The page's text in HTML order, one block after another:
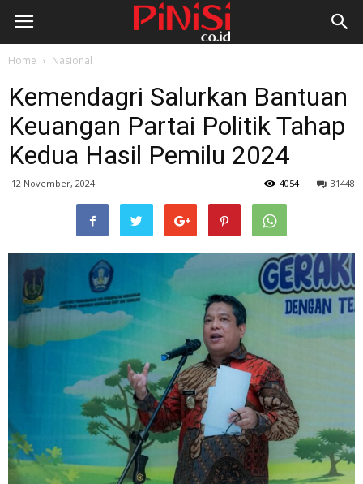
Home Nasional
Kemendagri Salurkan Bantuan
Keuangan Partai Politik Tahap
Kedua Hasil Pemilu 2024
12 November, 2024 31448
4054